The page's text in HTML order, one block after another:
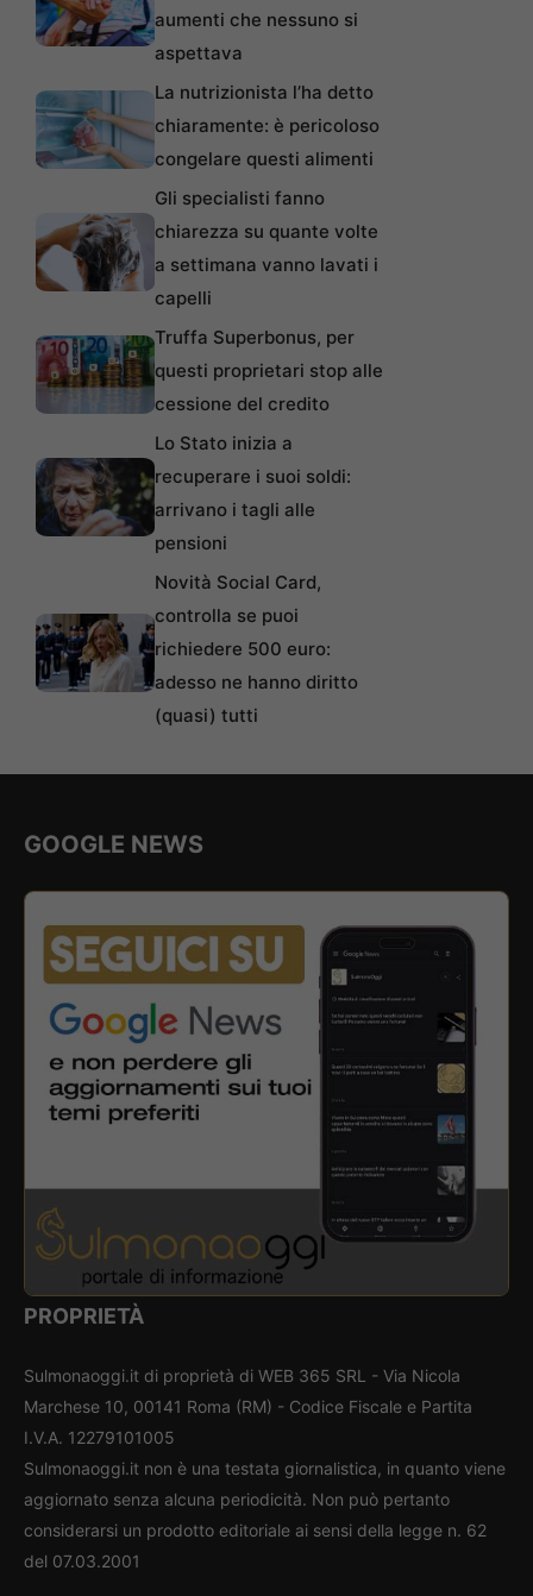
aumenti che nessuno si
aspettava
La nutrizionista l’ha detto
chiaramente: è pericoloso
congelare questi alimenti
Gli specialisti fanno
chiarezza su quante volte
a settimana vanno lavati i
capelli
Truffa Superbonus, per
questi proprietari stop alle
cessione del credito
Lo Stato inizia a
recuperare i suoi soldi:
arrivano i tagli alle
pensioni
Novità Social Card,
controlla se puoi
richiedere 500 euro:
adesso ne hanno diritto
(quasi) tutti
GOOGLE NEWS
PROPRIETÀ
Sulmonaoggi.it di proprietà di WEB 365 SRL - Via Nicola
Marchese 10, 00141 Roma (RM) - Codice Fiscale e Partita
I.V.A. 12279101005
Sulmonaoggi.it non è una testata giornalistica, in quanto viene
aggiornato senza alcuna periodicità. Non può pertanto
considerarsi un prodotto editoriale ai sensi della legge n. 62
del 07.03.2001